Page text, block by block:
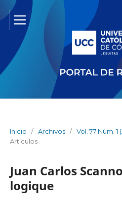
Inicio / Archivos / Vol. 77 Núm. 1
Artículos
Juan Carlos
logique